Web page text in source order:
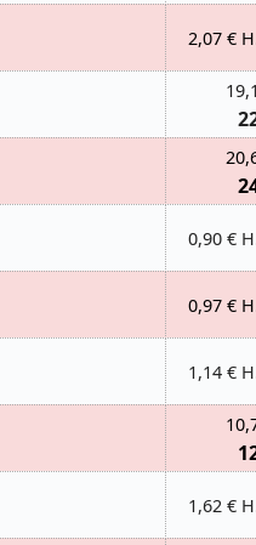
2,07 €
0,90 €
0,97 €
1,14 €
1,62 €